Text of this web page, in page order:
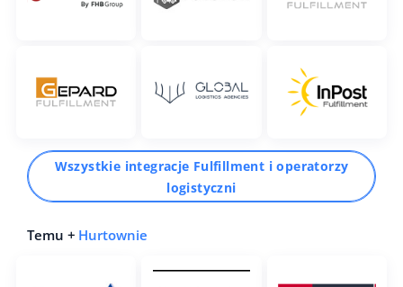
Wszystkie integracje Fulfillment i operatorzy
logistyczni
Temu + Hurtownie